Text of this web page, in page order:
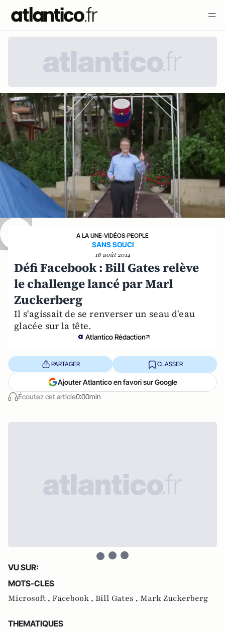
A LA UNE›VIDÉOS›PEOPLE
SANS SOUCI
16 août 2014
Défi Facebook : Bill Gates relève
le challenge lancé par Marl
Zuckerberg
Il s'agissait de se renverser un seau d'eau
glacée sur la tête.
Atlantico Rédaction
Écoutez cet article0:00min
PARTAGER CLASSER
Ajouter Atlantico en favori sur Google
VU SUR:
MOTS-CLES
Microsoft , Facebook , Bill Gates , Mark Zuckerberg
THEMATIQUES